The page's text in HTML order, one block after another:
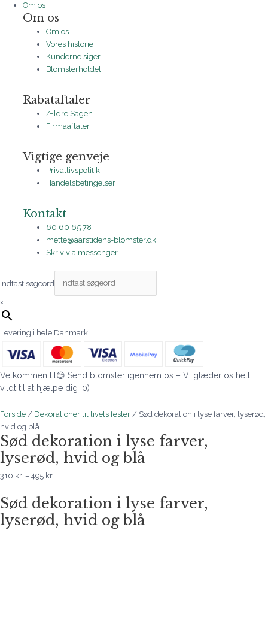
Om os
Om os
Om os
Vores historie
Kunderne siger
Blomsterholdet
Rabataftaler
Ældre Sagen
Firmaaftaler
Vigtige genveje
Privatlivspolitik
Handelsbetingelser
Kontakt
60 60 65 78
mette@aarstidens-blomster.dk
Skriv via messenger
Indtast søgeord
×
Levering i hele Danmark
Velkommen til😊 Send blomster igennem os – Vi glæder os helt
vildt til at hjælpe dig :0)
Forside / Dekorationer til livets fester / Sød dekoration i lyse farver, lyserød,
hvid og blå
Sød dekoration i lyse farver,
lyserød, hvid og blå
310 kr. – 495 kr.
Sød dekoration i lyse farver,
lyserød, hvid og blå